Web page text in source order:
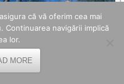
că vă oferim cea mai
navigării implică
lor.
MORE